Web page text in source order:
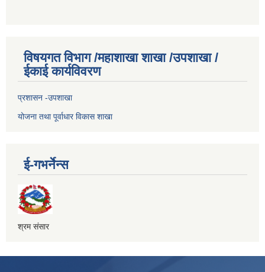
विषयगत विभाग /महाशाखा शाखा /उपशाखा /
ईकाई कार्यविवरण
प्रशासन -उपशाखा
योजना तथा पूर्वाधार विकास शाखा
ई-गभर्नेन्स
श्रम संसार